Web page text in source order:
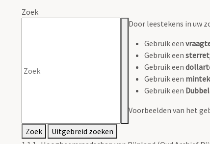
Zoek
Door leestekens in uw
Gebruik een
Gebruik een
Gebruik een
Gebruik een
Gebruik een
Voorbeelden van het
Zoek
Uitgebreid zoeken